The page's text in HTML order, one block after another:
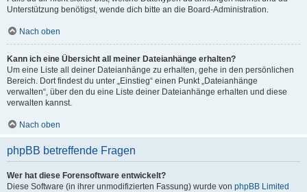
Unterstützung benötigst, wende dich bitte an die Board-Administration.
Nach oben
Kann ich eine Übersicht all meiner Dateianhänge erhalten?
Um eine Liste all deiner Dateianhänge zu erhalten, gehe in den persönlichen
Bereich. Dort findest du unter „Einstieg“ einen Punkt „Dateianhänge
verwalten“, über den du eine Liste deiner Dateianhänge erhalten und diese
verwalten kannst.
Nach oben
phpBB betreffende Fragen
Wer hat diese Forensoftware entwickelt?
Diese Software (in ihrer unmodifizierten Fassung) wurde von phpBB Limited